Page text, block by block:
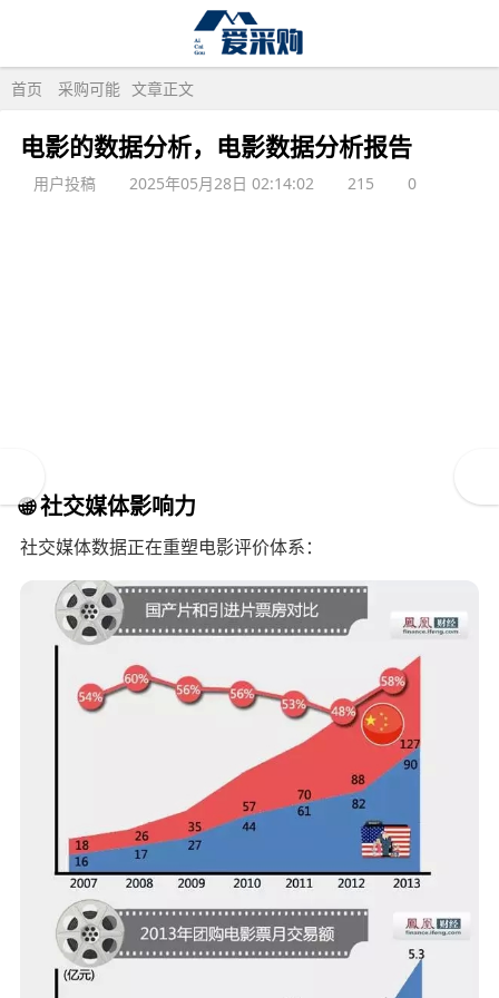
首页 采购可能 文章正文
电影的数据分析，电影数据分析报告
用户投稿 2025年05月28日 02:14:02 215 0
🌐 社交媒体影响力
社交媒体数据正在重塑电影评价体系：